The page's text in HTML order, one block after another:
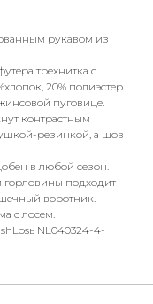
рукавом из
трехнитка с
20% полиэстер.
пуговице.
контрастным
резинкой, а шов
в любой сезон.
подходит
воротник.
с лосем.
NL040324-4-